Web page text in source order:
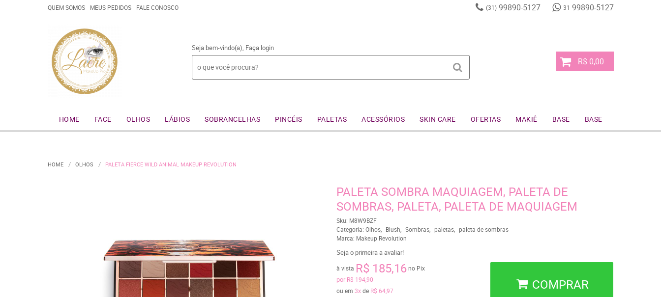
QUEM SOMOS MEUS PEDIDOS FALE CONOSCO (31)99890-5127 31 99890-5127
Seja bem-vindo(a), Faça login
R$ 0,00
HOME FACE OLHOS LÁBIOS SOBRANCELHAS PINCÉIS PALETAS ACESSÓRIOS SKIN CARE OFERTAS MAKIÊ BASE BASE
HOME OLHOS PALETA FIERCE WILD ANIMAL MAKEUP REVOLUTION
PALETA SOMBRA MAQUIAGEM, PALETA DE
SOMBRAS, PALETA, PALETA DE MAQUIAGEM
Sku: M8W9BZF
Categoria: Olhos Blush Sombras paletas
paleta de sombras
Marca: Makeup Revolution
Seja o primeira a avaliar!
à vista R$ 185,16no Pix
por R$ 194,90
ou em 3xde R$ 64,97 COMPRAR